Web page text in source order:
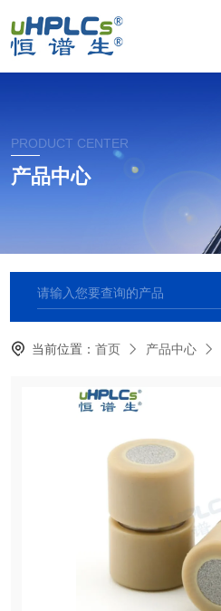
PRODUCT CENTER
产品中心
当前位置：首页 产品中心